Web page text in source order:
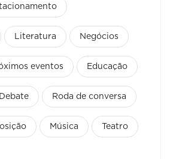
Literatura Negócios
eventos Educação
Debate Roda de conversa
Música Teatro